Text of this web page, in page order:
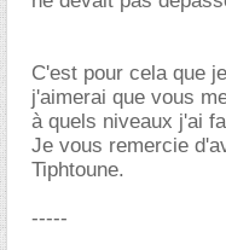
C'est pour cela que
j'aimerai que vous
à quels niveaux j'ai
Je vous remercie
Tiphtoune.
-----